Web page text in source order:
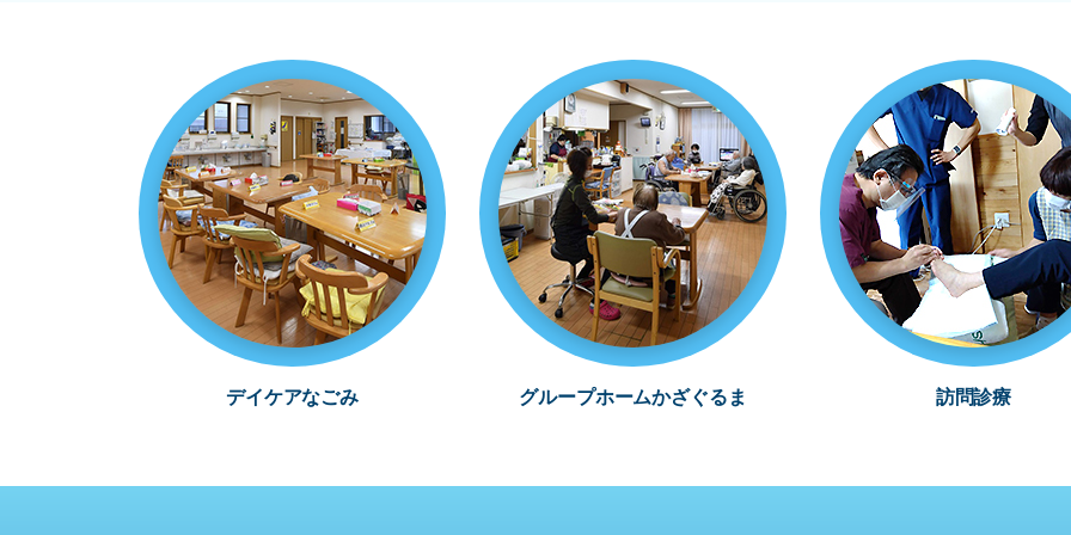
デイケアなごみ グループホームかざぐるま 訪問診療